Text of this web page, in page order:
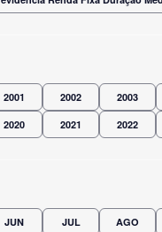
2001 2002 2003
2020 2021 2022
JUN JUL AGO